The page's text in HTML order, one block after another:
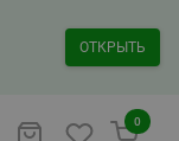
ОТКРЫТЬ
0